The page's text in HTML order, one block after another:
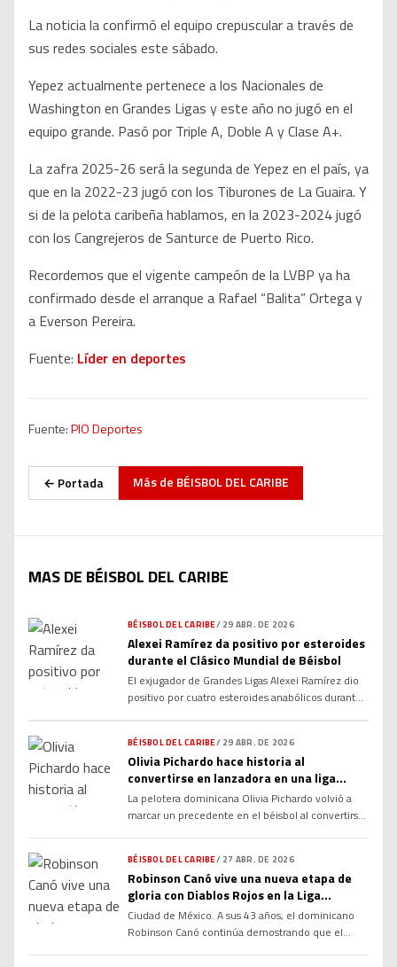
La noticia la confirmó el equipo crepuscular a través de
sus redes sociales este sábado.
Yepez actualmente pertenece a los Nacionales de
Washington en Grandes Ligas y este año no jugó en el
equipo grande. Pasó por Triple A, Doble A y Clase A+.
La zafra 2025-26 será la segunda de Yepez en el país, ya
que en la 2022-23 jugó con los Tiburones de La Guaira. Y
si de la pelota caribeña hablamos, en la 2023-2024 jugó
con los Cangrejeros de Santurce de Puerto Rico.
Recordemos que el vigente campeón de la LVBP ya ha
confirmado desde el arranque a Rafael “Balita” Ortega y
a Everson Pereira.
Fuente: Líder en deportes
Fuente:PIO Deportes
← Portada Más de BÉISBOL DEL CARIBE
MAS DE BÉISBOL DEL CARIBE
BÉISBOL DEL CARIBE/ 29 ABR. DE 2026
Alexei Ramírez da positivo por esteroides
durante el Clásico Mundial de Béisbol
El exjugador de Grandes Ligas Alexei Ramírez dio
positivo por cuatro esteroides anabólicos durante
Internacional de Controles. El caso provocó
impacto en el béisbol internacional por tratarse de
una figura reconocida y por ocurrir en uno de los
torneos más […]
BÉISBOL DEL CARIBE/ 29 ABR. DE 2026
Olivia Pichardo hace historia al
convertirse en lanzadora en una liga
masculina en República Dominicana
La pelotera dominicana Olivia Pichardo volvió a
marcar un precedente en el béisbol al convertirse
histórico a una trayectoria que ya la ha colocado
como referente del deporte femenino en la
región. Pichardo, reconocida por ser la primera
mujer en formar parte […]
BÉISBOL DEL CARIBE/ 27 ABR. DE 2026
Robinson Canó vive una nueva etapa de
gloria con Diablos Rojos en la Liga
Mexicana
Ciudad de México. A sus 43 años, el dominicano
Robinson Canó continúa demostrando que el